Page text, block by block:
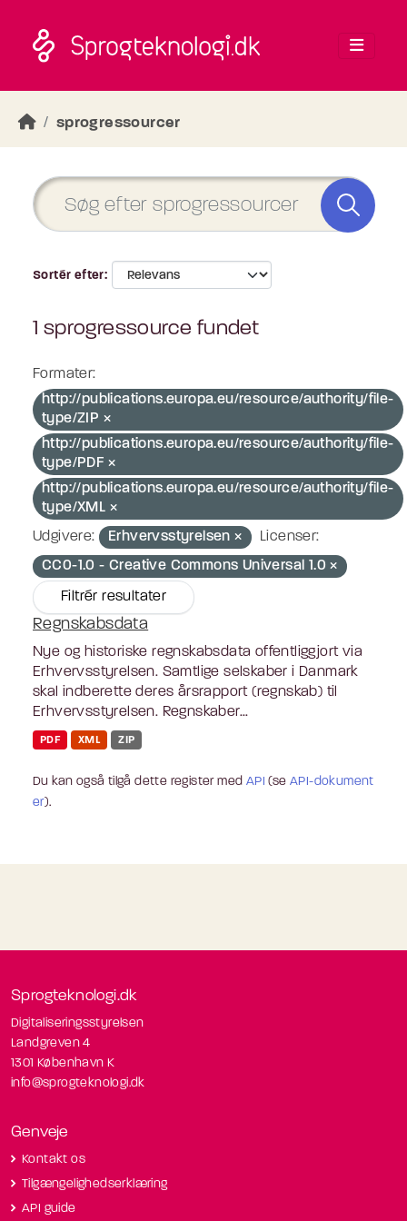
sprogressourcer
Sortér efter
1 sprogressource fundet
Formater:
http://publications.europa.eu/resource/authority/file-
type/ZIP
http://publications.europa.eu/resource/authority/file-
type/PDF
http://publications.europa.eu/resource/authority/file-
type/XML
Udgivere:
Erhvervsstyrelsen
Licenser:
CC0-1.0 - Creative Commons Universal 1.0
Filtrér resultater
Regnskabsdata
Nye og historiske regnskabsdata offentliggjort via
Erhvervsstyrelsen. Samtlige selskaber i Danmark
skal indberette deres årsrapport (regnskab) til
Erhvervsstyrelsen. Regnskaber...
PDF XML ZIP
Du kan også tilgå dette register med API (seAPI-dokument
er).
Sprogteknologi.dk
Digitaliseringsstyrelsen
Landgreven 4
1301 København K
info@sprogteknologi.dk
Genveje
Kontakt os
Tilgængelighedserklæring
API guide